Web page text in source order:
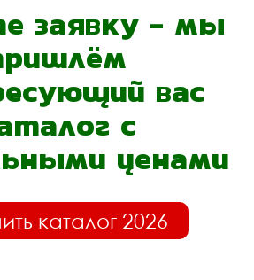
заявку - мы
вас
с
ценами
каталог 2026